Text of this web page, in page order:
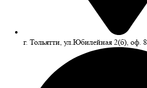
г. Тольятти, ул.Юбилейная 2(б), оф. 8